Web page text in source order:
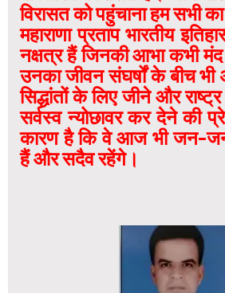
विरासत को पहुंचाना हम सभी का
महाराणा प्रताप भारतीय
नक्षत्र हैं जिनकी आभा कभी
उनका जीवन संघर्षों के बीच
सिद्धांतों के लिए जीने और
सर्वस्व न्योछावर कर देने की
कारण है कि वे आज भी जन-
हैं और सदैव रहेंगे।